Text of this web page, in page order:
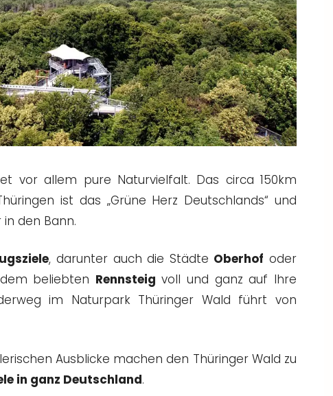
vor allem pure Naturvielfalt. Das circa 150km
ist das „Grüne Herz Deutschlands“ und
den Bann.
, darunter auch die Städte Oberhof oder
beliebten Rennsteig voll und ganz auf Ihre
im Naturpark Thüringer Wald führt von
Ausblicke machen den Thüringer Wald zu
in ganz Deutschland.